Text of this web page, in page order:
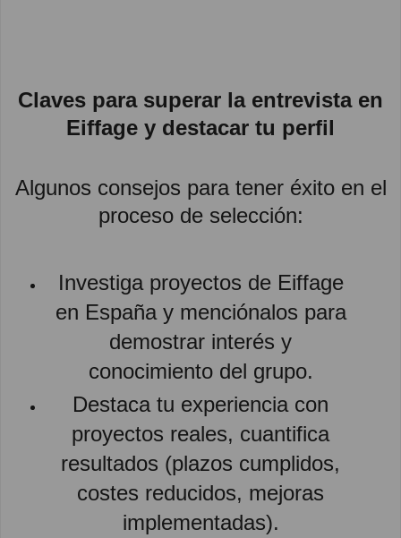
Claves para superar la entrevista en
Eiffage y destacar tu perfil
Algunos consejos para tener éxito en el
proceso de selección:
Investiga proyectos de Eiffage
en España y menciónalos para
demostrar interés y
conocimiento del grupo.
Destaca tu experiencia con
proyectos reales, cuantifica
resultados (plazos cumplidos,
costes reducidos, mejoras
implementadas).